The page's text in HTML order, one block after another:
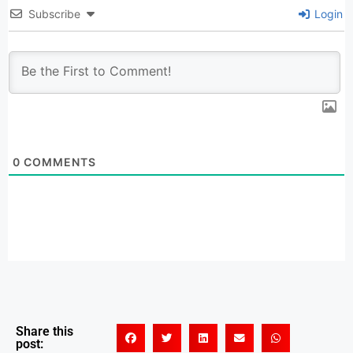
Subscribe Login
0 COMMENTS
Share this
post: